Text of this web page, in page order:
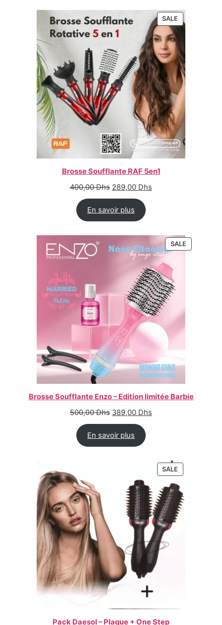
SALE
Brosse Soufflante RAF 5en1
400,00Dhs 289,00 Dhs
En savoir plus
SALE
Brosse Soufflante Enzo – Edition limitée Barbie
500,00Dhs 389,00 Dhs
En savoir plus
SALE
Pack Daesol – Plaque + One Step